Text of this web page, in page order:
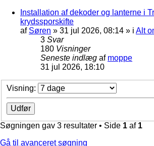
Installation af dekoder og lanterne i
krydssporskifte
af Søren » 31 jul 2026, 08:14 » i Alt
3 Svar
180 Visninger
Seneste indlæg af moppe
31 jul 2026, 18:10
Visning:
Søgningen gav 3 resultater • Side 1 af 1
Gå til avanceret søgning